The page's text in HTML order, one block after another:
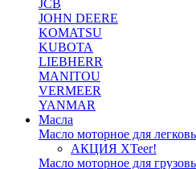
JCB
JOHN DEERE
KOMATSU
KUBOTA
LIEBHERR
MANITOU
VERMEER
YANMAR
Масла
Масло моторное для
АКЦИЯ XTeer!
Масло моторное для